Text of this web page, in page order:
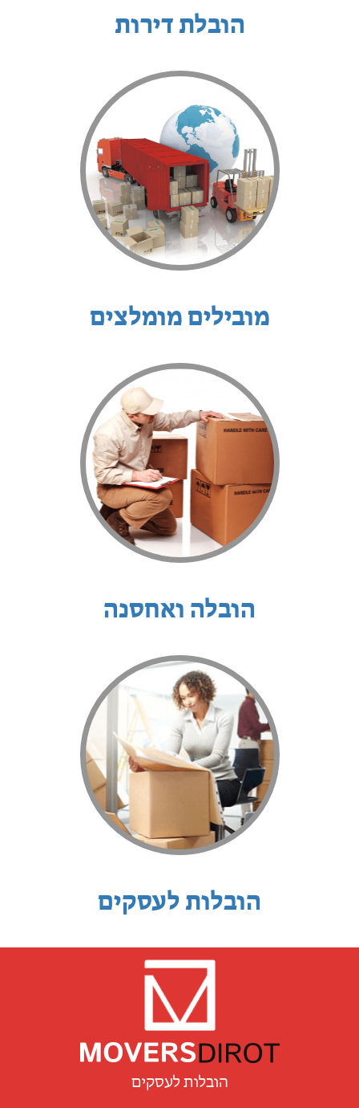
הובלת דירות
מובילים מומלצים
הובלה ואחסנה
הובלות לעסקים
הובלות לעסקים